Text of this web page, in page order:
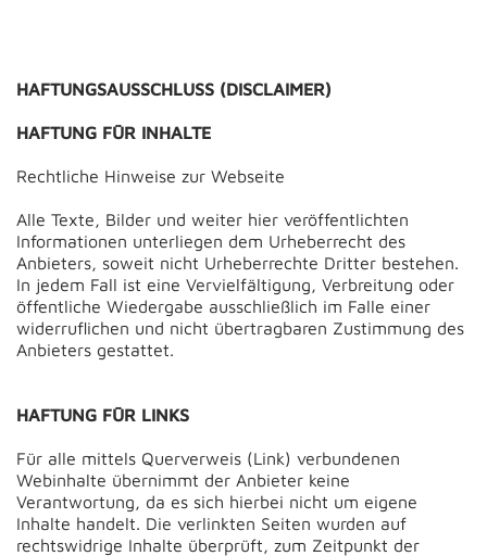
HAFTUNGSAUSSCHLUSS (DISCLAIMER)
HAFTUNG FÜR INHALTE
Rechtliche Hinweise zur Webseite
Alle Texte, Bilder und weiter hier veröffentlichten
Informationen unterliegen dem Urheberrecht des
Anbieters, soweit nicht Urheberrechte Dritter bestehen.
In jedem Fall ist eine Vervielfältigung, Verbreitung oder
öffentliche Wiedergabe ausschließlich im Falle einer
widerruflichen und nicht übertragbaren Zustimmung des
Anbieters gestattet.
HAFTUNG FÜR LINKS
Für alle mittels Querverweis (Link) verbundenen
Webinhalte übernimmt der Anbieter keine
Verantwortung, da es sich hierbei nicht um eigene
Inhalte handelt. Die verlinkten Seiten wurden auf
rechtswidrige Inhalte überprüft, zum Zeitpunkt der